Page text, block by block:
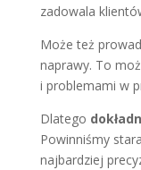
zadowala
Może też
naprawy. To
i problemami w
Dlatego
Powinniśmy
najbardziej